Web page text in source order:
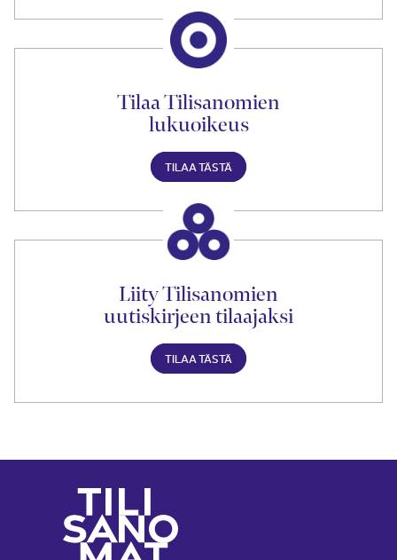
Tilaa Tilisanomien
lukuoikeus
TILAA TÄSTÄ
Liity Tilisanomien
uutiskirjeen tilaajaksi
TILAA TÄSTÄ